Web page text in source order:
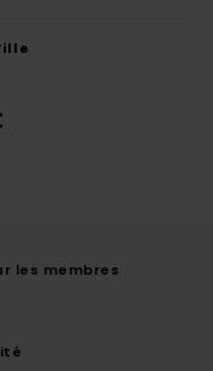
les membres